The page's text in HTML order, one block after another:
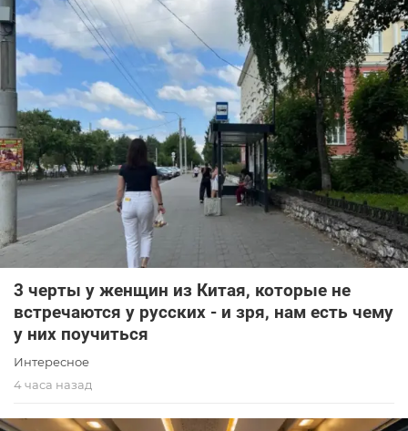
3 черты у женщин из Китая, которые не
встречаются у русских - и зря, нам есть чему
у них поучиться
Интересное
4 часа назад